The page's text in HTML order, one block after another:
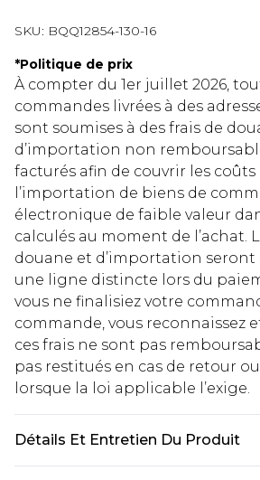
SKU: BQQ12854-130-16
*Politique de prix
À compter du 1er juillet 2026,
commandes livrées à des
sont soumises à des frais de
d’importation non
facturés afin de couvrir les coûts
l’importation de biens de
électronique de faible valeur
calculés au moment de l’achat.
douane et d’importation seront
une ligne distincte lors du
vous ne finalisiez votre
commande, vous reconnaissez
ces frais ne sont pas
pas restitués en cas de retour
lorsque la loi applicable l’exige.
Détails Et Entretien Du Produit